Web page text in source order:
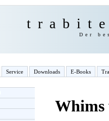
Der
Service Downloads E-Books
Whims